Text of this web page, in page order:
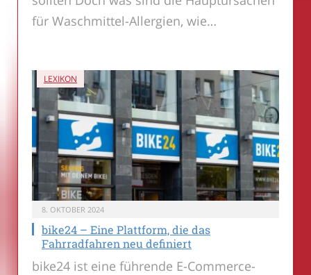
für Waschmittel-Allergien, wie…
LEXIKON
8. OKTOBER 2024
bike24 – Eine Plattform, die das
Fahrradfahren neu definiert
bike24 ist eine führende E-Commerce-